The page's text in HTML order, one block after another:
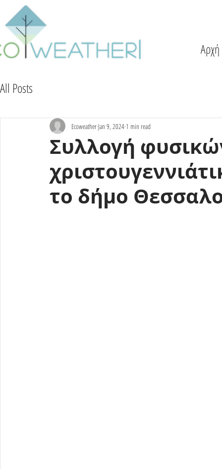
Αρχή
All Posts
Συλλογή
το δήμο
Ecoweather Jan 9, 2024 1 min read